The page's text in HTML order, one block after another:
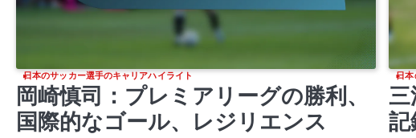
日本のサッカー選手のキャリアハイライト
岡崎慎司：プレミアリーグの勝利、
国際的なゴール、レジリエンス
日本
三
記